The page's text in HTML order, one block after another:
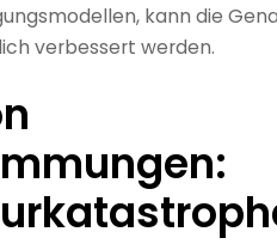
kann die
verbessert werden.